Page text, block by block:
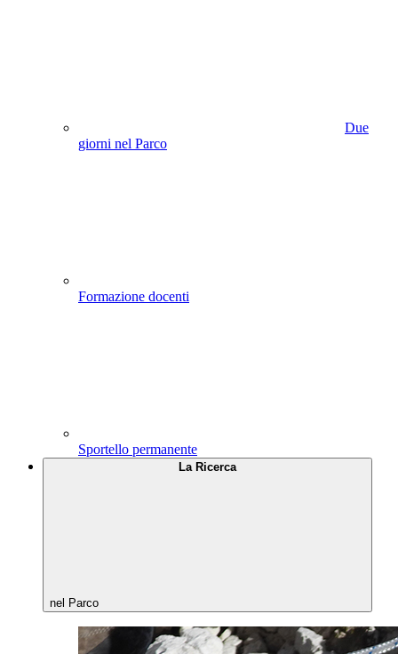
Due
giorni nel Parco
Formazione docenti
Sportello permanente
La Ricerca
nel Parco